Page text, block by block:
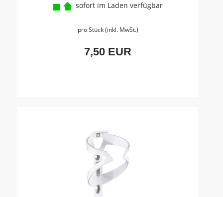
sofort im Laden verfügbar
pro Stück (inkl. MwSt.)
7,50 EUR